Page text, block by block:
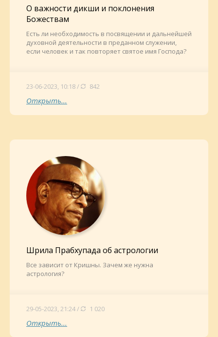
О важности дикши и поклонения
Божествам
Есть ли необходимость в посвящении и дальнейшей
духовной деятельности в преданном служении,
если человек и так повторяет святое имя Господа?
23-06-2023, 10:18 / 842
Открыть...
Шрила Прабхупада об астрологии
Все зависит от Кришны. Зачем же нужна
астрология?
29-05-2023, 21:24 / 1 020
Открыть...